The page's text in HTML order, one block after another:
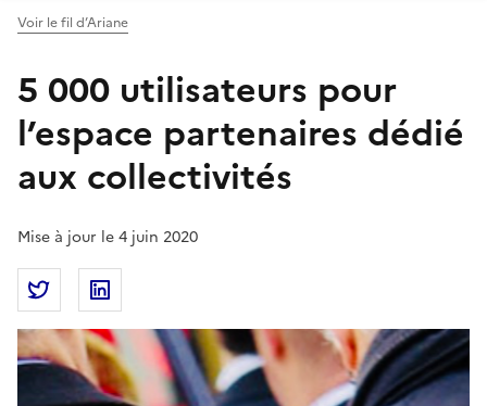
Voir le fil d’Ariane
5 000 utilisateurs pour
l’espace partenaires dédié
aux collectivités
Mise à jour le 4 juin 2020
Partager la page
Partager 5 000 utilisateurs pour l’espace